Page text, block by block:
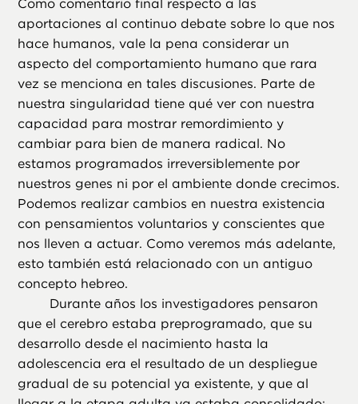
Como comentario final respecto a las
aportaciones al continuo debate sobre lo que nos
hace humanos, vale la pena considerar un
aspecto del comportamiento humano que rara
vez se menciona en tales discusiones. Parte de
nuestra singularidad tiene qué ver con nuestra
capacidad para mostrar remordimiento y
cambiar para bien de manera radical. No
estamos programados irreversiblemente por
nuestros genes ni por el ambiente donde crecimos.
Podemos realizar cambios en nuestra existencia
con pensamientos voluntarios y conscientes que
nos lleven a actuar. Como veremos más adelante,
esto también está relacionado con un antiguo
concepto hebreo.
Durante años los investigadores pensaron
que el cerebro estaba preprogramado, que su
desarrollo desde el nacimiento hasta la
adolescencia era el resultado de un despliegue
gradual de su potencial ya existente, y que al